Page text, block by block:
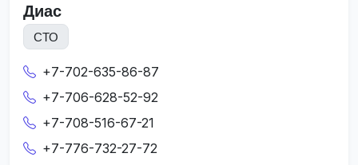
Диас
СТО
+7-702-635-86-87
+7-706-628-52-92
+7-708-516-67-21
+7-776-732-27-72